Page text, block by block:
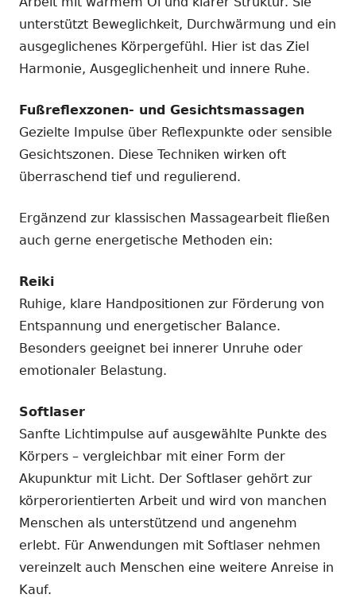
unterstützt Beweglichkeit, Durchwärmung und ein
ausgeglichenes Körpergefühl. Hier ist das Ziel
Harmonie, Ausgeglichenheit und innere Ruhe.
Fußreflexzonen- und Gesichtsmassagen
Gezielte Impulse über Reflexpunkte oder sensible
Gesichtszonen. Diese Techniken wirken oft
überraschend tief und regulierend.
Ergänzend zur klassischen Massagearbeit fließen
auch gerne energetische Methoden ein:
Reiki
Ruhige, klare Handpositionen zur Förderung von
Entspannung und energetischer Balance.
Besonders geeignet bei innerer Unruhe oder
emotionaler Belastung.
Softlaser
Sanfte Lichtimpulse auf ausgewählte Punkte des
Körpers – vergleichbar mit einer Form der
Akupunktur mit Licht. Der Softlaser gehört zur
körperorientierten Arbeit und wird von manchen
Menschen als unterstützend und angenehm
erlebt. Für Anwendungen mit Softlaser nehmen
vereinzelt auch Menschen eine weitere Anreise in
Kauf.